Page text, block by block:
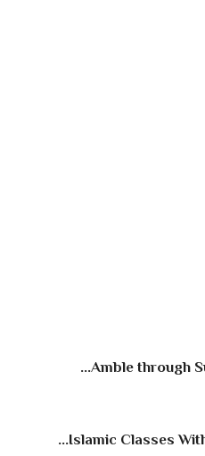
Amble through
Islamic Classes